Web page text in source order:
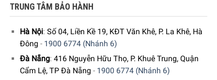
TRUNG TÂM BẢO HÀNH
Hà Nội: Số 04, Liền Kề 19, KĐT Văn Khê, P. La Khê, Hà
Đông - 1900 6774 (Nhánh 6)
Đà Nẵng: 416 Nguyễn Hữu Thọ, P. Khuê Trung, Quận
Cẩm Lệ, TP Đà Nẵng - 1900 6774 (Nhánh 6)